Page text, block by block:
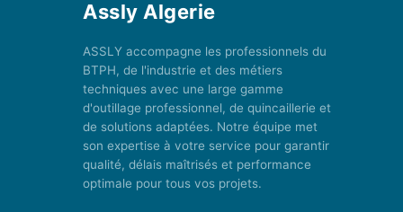
Assly Algerie
ASSLY accompagne les professionnels du
BTPH, de l'industrie et des métiers
techniques avec une large gamme
d'outillage professionnel, de quincaillerie et
de solutions adaptées. Notre équipe met
son expertise à votre service pour garantir
qualité, délais maîtrisés et performance
optimale pour tous vos projets.